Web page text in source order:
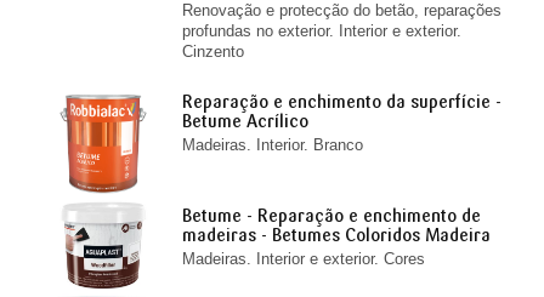
Renovação e protecção do betão, reparações
profundas no exterior. Interior e exterior.
Cinzento
Reparação e enchimento da superfície -
Betume Acrílico
Madeiras. Interior. Branco
Betume - Reparação e enchimento de
madeiras - Betumes Coloridos Madeira
Madeiras. Interior e exterior. Cores